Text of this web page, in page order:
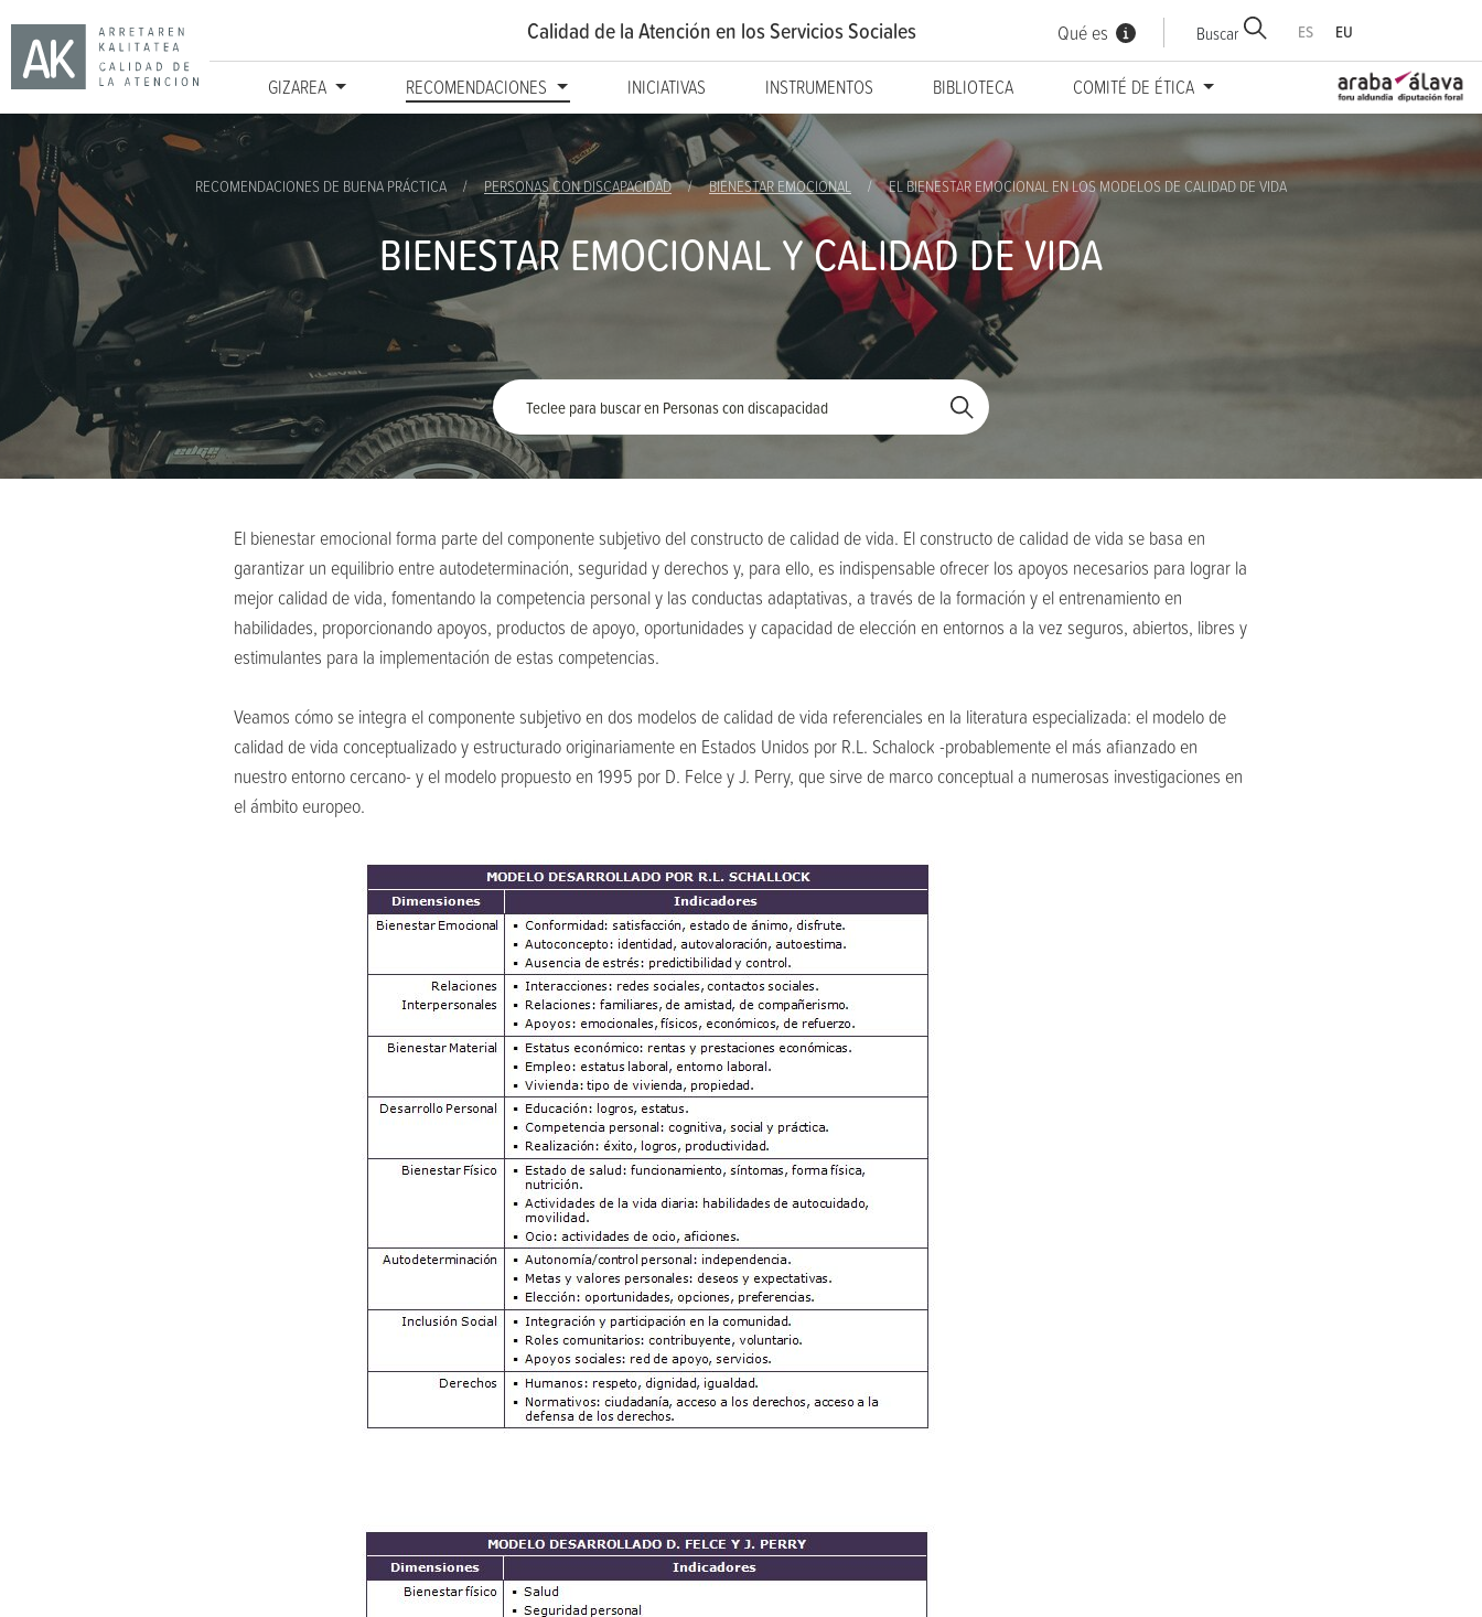
Ir directamente al contenido
Calidad de la Atenciónen los Servicios Sociales Qué es Buscar ES EU
GIZAREA RECOMENDACIONES INICIATIVAS INSTRUMENTOS BIBLIOTECA COMITÉ DE ÉTICA
RECOMENDACIONES DE BUENA PRÁCTICA PERSONAS CON DISCAPACIDAD BIENESTAR EMOCIONAL EL BIENESTAR EMOCIONAL EN LOS MODELOS DE CALIDAD DE VIDA
BIENESTAR EMOCIONAL Y CALIDAD DE VIDA
Palabra
El bienestar emocional forma parte del componente subjetivo del constructo de calidad de vida. El constructo de calidad de vida se basa en
garantizar un equilibrio entre autodeterminación, seguridad y derechos y, para ello, es indispensable ofrecer los apoyos necesarios para lograr la
mejor calidad de vida, fomentando la competencia personal y las conductas adaptativas, a través de la formación y el entrenamiento en
habilidades, proporcionando apoyos, productos de apoyo, oportunidades y capacidad de elección en entornos a la vez seguros, abiertos, libres y
estimulantes para la implementación de estas competencias.
Veamos cómo se integra el componente subjetivo en dos modelos de calidad de vida referenciales en la literatura especializada: el modelo de
calidad de vida conceptualizado y estructurado originariamente en Estados Unidos por R.L. Schalock -probablemente el más afianzado en
nuestro entorno cercano- y el modelo propuesto en 1995 por D. Felce y J. Perry, que sirve de marco conceptual a numerosas investigaciones en
el ámbito europeo.